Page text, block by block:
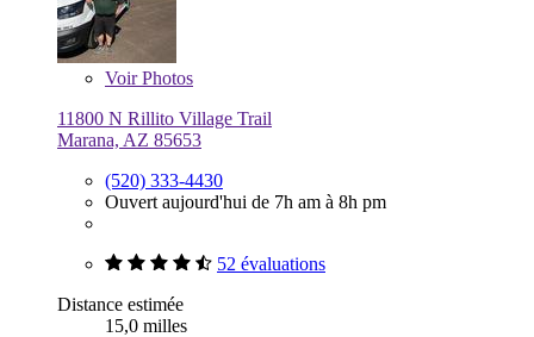
VoirPhotos
11800 N Rillito Village Trail
Marana, AZ 85653
(520) 333-4430
Ouvert aujourd'hui de 7h am à 8h pm
52 évaluations
Distance estimée
15,0 milles